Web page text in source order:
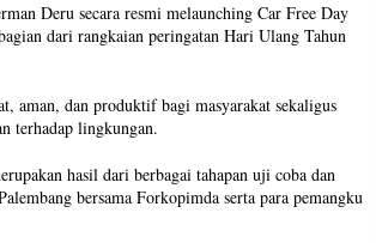
Deru secara resmi melaunching Car Free Day
dari rangkaian peringatan Hari Ulang Tahun
aman, dan produktif bagi masyarakat sekaligus
terhadap lingkungan.
hasil dari berbagai tahapan uji coba dan
bersama Forkopimda serta para pemangku